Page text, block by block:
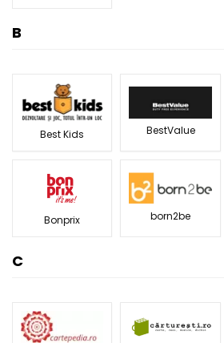
B
Best Kids BestValue
Bonprix born2be
C